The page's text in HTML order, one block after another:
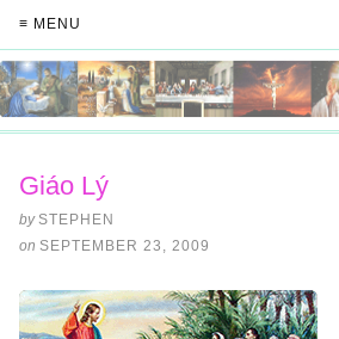
≡ MENU
Giáo Lý
by STEPHEN
on SEPTEMBER 23, 2009